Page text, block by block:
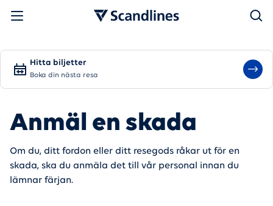
Sök
Hitta biljetter
Boka din nästa resa
Anmäl en skada
Om du, ditt fordon eller ditt resegods råkar ut för en
skada, ska du anmäla det till vår personal innan du
lämnar färjan.